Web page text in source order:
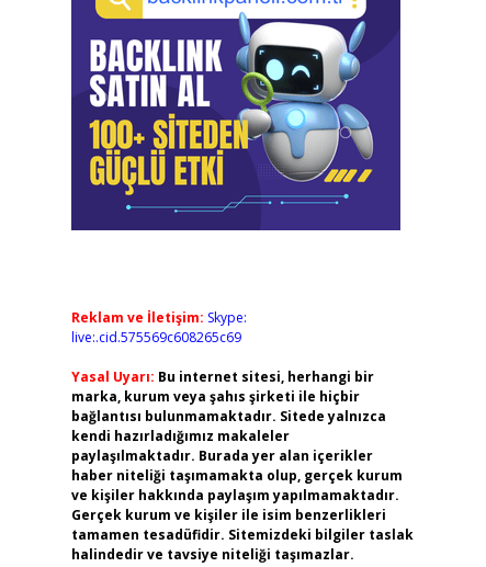
Reklam ve İletişim: Skype:
live:.cid.575569c608265c69
Yasal Uyarı: Bu internet sitesi, herhangi bir
marka, kurum veya şahıs şirketi ile hiçbir
bağlantısı bulunmamaktadır. Sitede yalnızca
kendi hazırladığımız makaleler
paylaşılmaktadır. Burada yer alan içerikler
haber niteliği taşımamakta olup, gerçek kurum
ve kişiler hakkında paylaşım yapılmamaktadır.
Gerçek kurum ve kişiler ile isim benzerlikleri
tamamen tesadüfidir. Sitemizdeki bilgiler taslak
halindedir ve tavsiye niteliği taşımazlar.